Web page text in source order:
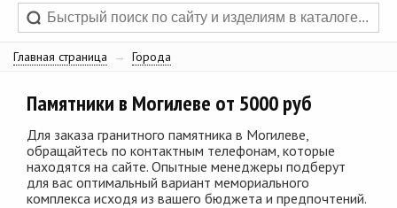
Главная страница → Города
Памятники в Могилеве от 5000 руб
Для заказа гранитного памятника в Могилеве,
обращайтесь по контактным телефонам, которые
находятся на сайте. Опытные менеджеры подберут
для вас оптимальный вариант мемориального
комплекса исходя из вашего бюджета и предпочтений.